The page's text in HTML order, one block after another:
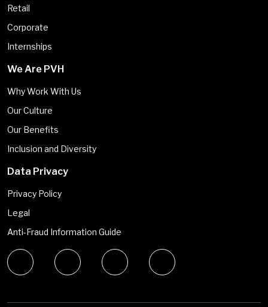
Retail
Corporate
Internships
We Are PVH
Why Work With Us
Our Culture
Our Benefits
Inclusion and Diversity
Data Privacy
Privacy Policy
Legal
Anti-Fraud Information Guide